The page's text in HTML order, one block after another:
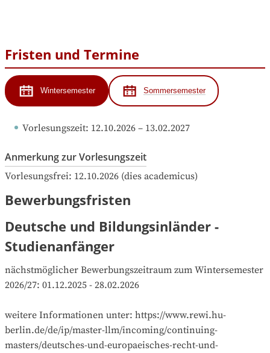
Fristen und Termine
Wintersemester Sommersemester
Vorlesungszeit: 12.10.2026 – 13.02.2027
Anmerkung zur Vorlesungszeit
Vorlesungsfrei: 12.10.2026 (dies academicus)
Bewerbungsfristen
Deutsche und Bildungsinländer -
Studienanfänger
nächstmöglicher Bewerbungszeitraum zum Wintersemester
2026/27: 01.12.2025 - 28.02.2026
weitere Informationen unter: https://www.rewi.hu-
berlin.de/de/ip/master-llm/incoming/continuing-
masters/deutsches-und-europaeisches-recht-und-